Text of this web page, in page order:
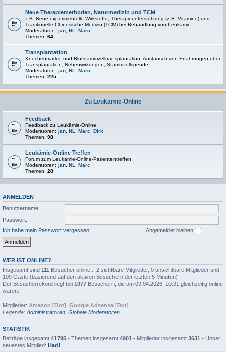
Neue Therapiemethoden, Naturmedizin und TCM
z.B. Neue experimentelle Wirkstoffe, Therapieunterstützung (z.B. Vitamine) und
Traditionelle Chinesische Medizin (TCM) bei Behandlung von Leukämie.
Moderatoren: jan NL
Marc
Themen: 64
Transplantation
Knochenmarks- und Blutstammzelltransplantation: Austausch von Erfahrungen über
Transplantation, Nebenwirkungen, Stammzellspende
Moderatoren: jan NL
Marc
Themen: 225
Zu Leukämie-Online
Feedback
Feedback zu Leukämie-Online
Moderatoren: jan NL Marc
Dirk
Themen: 98
Leukämie-Online Treffen
Forum zum Leukämie-Online-Patiententreffen
Moderatoren: jan NL
Marc
Themen: 28
ANMELDEN
Benutzername:
Passwort:
Ich habe mein Passwort vergessen
Angemeldet bleiben
WER IST ONLINE?
Insgesamt sind 111 Besucher online :: 2 sichtbare Mitglieder, 0 unsichtbare Mitglieder und
109 Gäste (basierend auf den aktiven Besuchern der letzten 5 Minuten)
Der Besucherrekord liegt bei 1077 Besuchern, die am 09.04.2026, 10:31 gleichzeitig online
waren.
Mitglieder: Amazon [Bot] Google Adsense [Bot]
Legende: Administratoren Globale Moderatoren
STATISTIK
Beiträge insgesamt 41795 • Themen insgesamt 4901 • Mitglieder insgesamt 3631 • Unser
neuestes Mitglied: Hadi